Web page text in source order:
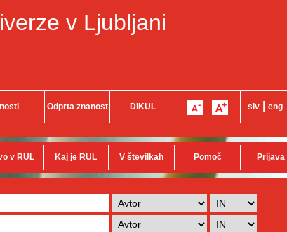
v Ljubljani
Odprta znanost DiKUL slv eng
v RUL Kaj je RUL V številkah Pomoč Prijava